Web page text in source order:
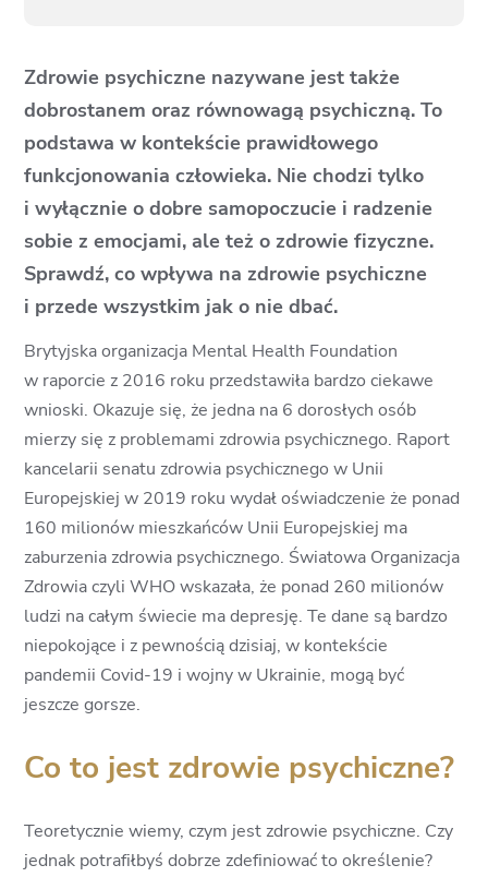
Zdrowie psychiczne nazywane jest także
dobrostanem oraz równowagą psychiczną. To
podstawa w kontekście prawidłowego
funkcjonowania człowieka. Nie chodzi tylko
i wyłącznie o dobre samopoczucie i radzenie
sobie z emocjami, ale też o zdrowie fizyczne.
Sprawdź, co wpływa na zdrowie psychiczne
i przede wszystkim jak o nie dbać.
Brytyjska organizacja Mental Health Foundation
w raporcie z 2016 roku przedstawiła bardzo ciekawe
wnioski. Okazuje się, że jedna na 6 dorosłych osób
mierzy się z problemami zdrowia psychicznego. Raport
kancelarii senatu zdrowia psychicznego w Unii
Europejskiej w 2019 roku wydał oświadczenie że ponad
160 milionów mieszkańców Unii Europejskiej ma
zaburzenia zdrowia psychicznego. Światowa Organizacja
Zdrowia czyli WHO wskazała, że ponad 260 milionów
ludzi na całym świecie ma depresję. Te dane są bardzo
niepokojące i z pewnością dzisiaj, w kontekście
pandemii Covid-19 i wojny w Ukrainie, mogą być
jeszcze gorsze.
Co to jest zdrowie psychiczne?
Teoretycznie wiemy, czym jest zdrowie psychiczne. Czy
jednak potrafiłbyś dobrze zdefiniować to określenie?